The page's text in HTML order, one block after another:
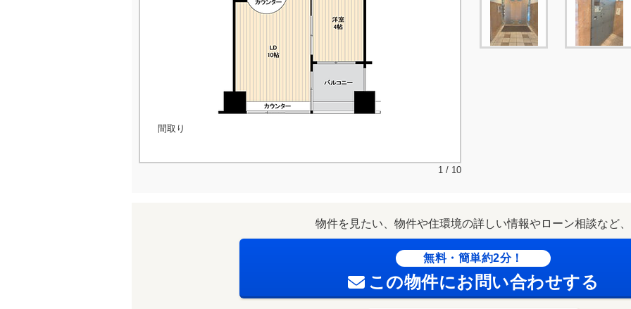
間取り
1 / 10
物件を見たい、物件や住環境の詳しい情報やローン相談など、
無料・簡単約2分！
この物件にお問い合わせする